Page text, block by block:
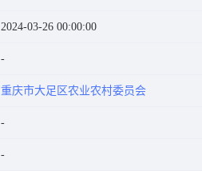
2024-03-26 00:00:00
重庆市大足区农业农村委员会